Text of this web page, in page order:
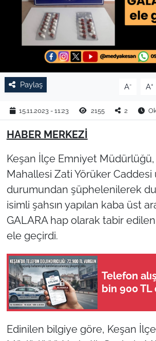
Paylaş A- A+
15.11.2023 - 11:23 2155 2
HABER MERKEZİ
Keşan İlçe Emniyet
Mahallesi Zati Yörüker Caddesi
durumundan şüphelenilerek
isimli şahsın yapılan kaba üst
GALARA hap olarak tabir
ele geçirdi.
Telefon
bin 900 TL
Edinilen bilgiye göre, Keşan
TARIM VE HAYVANCILIK
KÜLTÜR SANAT
SPOR
YAŞAM
TEKİRDAĞ
KIRKLARELİ
ÇANAKKALE
Bölge
Güvenlik
Genel